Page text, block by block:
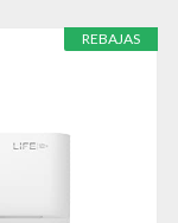
REBAJAS